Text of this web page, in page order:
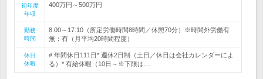
初年度
年収
400万円～500万円
勤務
時間
8:00～17:10（所定労働時間8時間／休憩70分）※時間外労働有
無：有（月平均20時間程度）
休日
休暇
# 年間休日111日* 週休2日制（土日／休日は会社カレンダーによ
る）* 有給休暇（10日～※下限は…